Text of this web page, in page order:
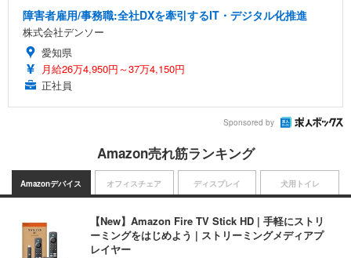
障害者雇用/事務職:全社DXを牽引するIT・デジタル化推進
株式会社デンソー
愛知県
月給26万4,950円～37万4,150円
正社員
Sponsored by
Amazon売れ筋ランキング
Amazonデバイス
【New】Amazon Fire TV Stick HD | 手軽にストリ
ーミングをはじめよう | ストリーミングメディアプ
レイヤー
オフィスチェア ディスプレイ 犬用トイレ